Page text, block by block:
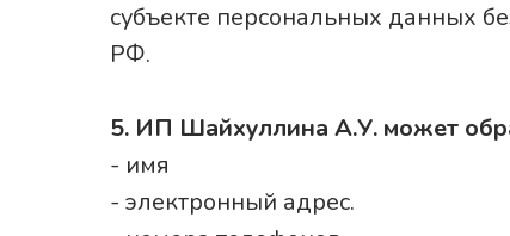
субъекте персональных данных
РФ.
5. ИП Шайхуллина А.У. может
- имя
- электронный адрес.